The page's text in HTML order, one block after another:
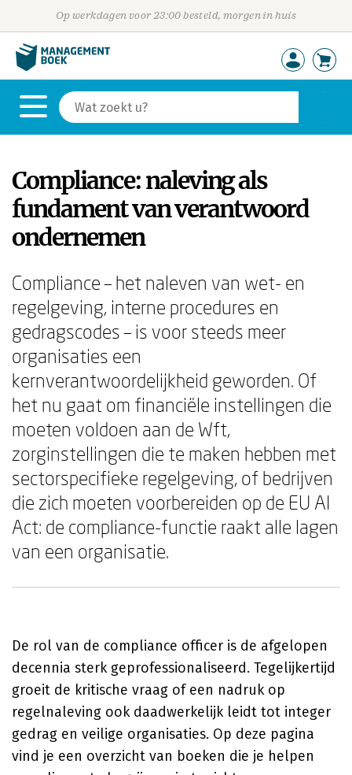
Op werkdagen voor 23:00 besteld, morgen in huis
Compliance: naleving als
fundament van verantwoord
ondernemen
Compliance – het naleven van wet- en
regelgeving, interne procedures en
gedragscodes – is voor steeds meer
organisaties een
kernverantwoordelijkheid geworden. Of
het nu gaat om financiële instellingen die
moeten voldoen aan de Wft,
zorginstellingen die te maken hebben met
sectorspecifieke regelgeving, of bedrijven
die zich moeten voorbereiden op de EU AI
Act: de compliance-functie raakt alle lagen
van een organisatie.
De rol van de compliance officer is de afgelopen
decennia sterk geprofessionaliseerd. Tegelijkertijd
groeit de kritische vraag of een nadruk op
regelnaleving ook daadwerkelijk leidt tot integer
gedrag en veilige organisaties. Op deze pagina
vind je een overzicht van boeken die je helpen